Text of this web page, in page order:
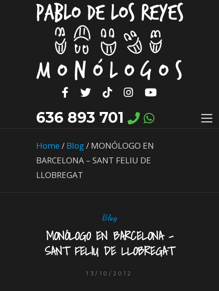
636 893 701
Home/ Blog/ MONÓLOGO EN
BARCELONA – SANT FELIU DE
LLOBREGAT
Blog
MONÓLOGO EN BARCELONA –
SANT FELIU DE LLOBREGAT
13/10/2012